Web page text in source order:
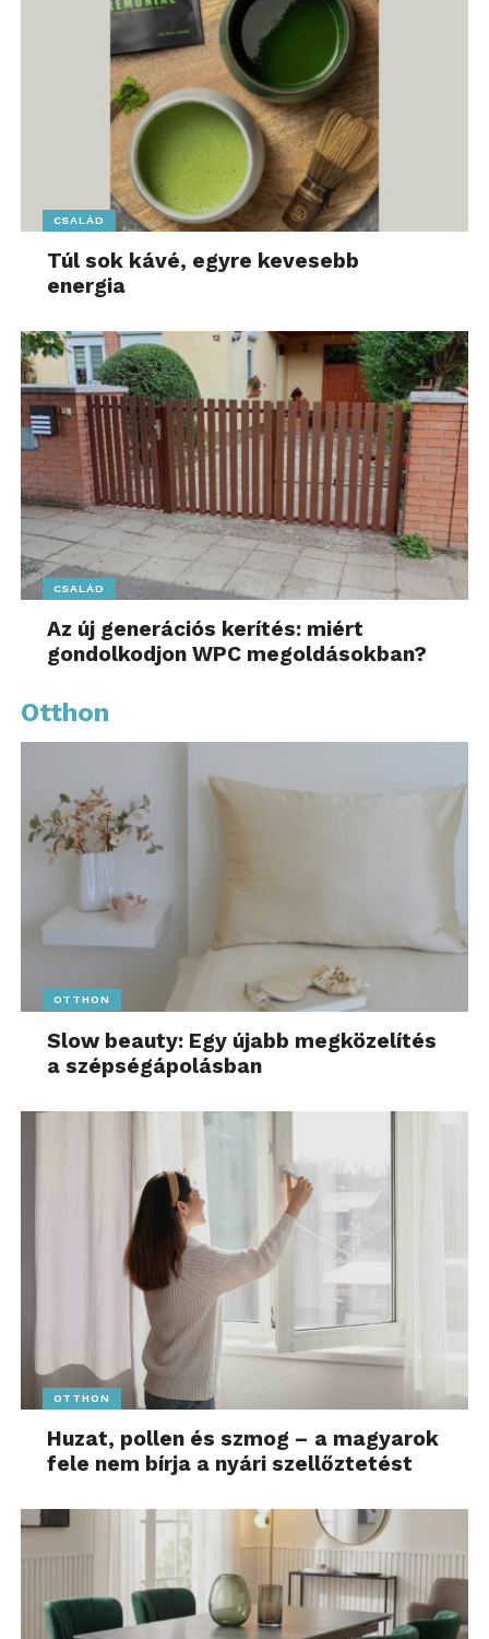
CSALÁD
Túl sok kávé, egyre kevesebb
energia
CSALÁD
Az új generációs kerítés: miért
gondolkodjon WPC megoldásokban?
Otthon
OTTHON
Slow beauty: Egy újabb megközelítés
a szépségápolásban
OTTHON
Huzat, pollen és szmog – a magyarok
fele nem bírja a nyári szellőztetést